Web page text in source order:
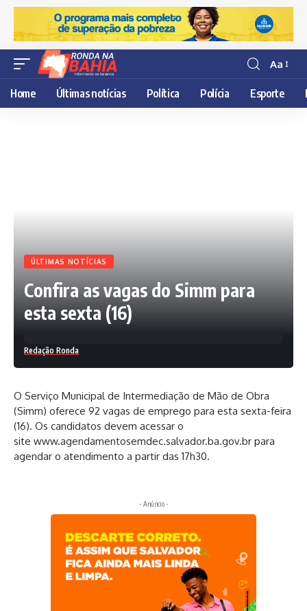
Resisor
de
fonte
Aa
Home Últimas notícias Política Polícia Esporte
ÚLTIMAS NOTÍCIAS
Confira as vagas do Simm para
esta sexta (16)
Redação Ronda
O Serviço Municipal de Intermediação de Mão de Obra
(Simm) oferece 92 vagas de emprego para esta sexta-feira
(16). Os candidatos devem acessar o
site www.agendamentosemdec.salvador.ba.gov.br para
agendar o atendimento a partir das 17h30.
- Anúncio -